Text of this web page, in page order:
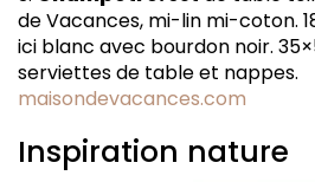
de Vacances, mi-lin mi-coton.
ici blanc avec bourdon noir.
serviettes de table et nappes.
maisondevacances.com
Inspiration nature